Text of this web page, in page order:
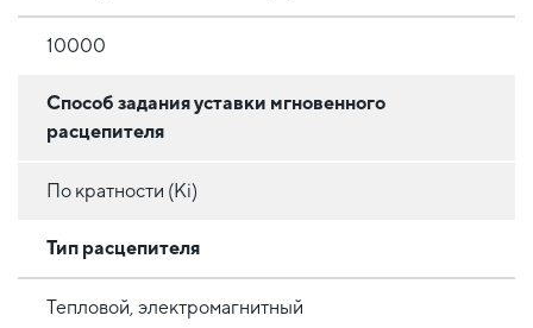
10000
Способ задания уставки мгновенного
расцепителя
По кратности (Ki)
Тип расцепителя
Тепловой, электромагнитный